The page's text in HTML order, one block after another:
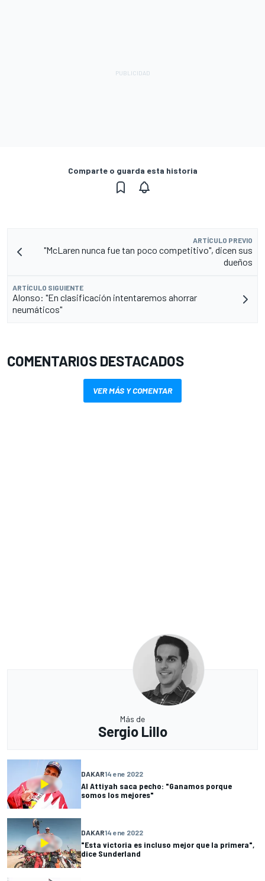
Comparte o guarda esta historia
ARTÍCULO PREVIO
"McLaren nunca fue tan poco competitivo", dicen sus
dueños
ARTÍCULO SIGUIENTE
Alonso: "En clasificación intentaremos ahorrar
neumáticos"
COMENTARIOS DESTACADOS
VER MÁS Y COMENTAR
Más de
Sergio Lillo
DAKAR14 ene 2022
Al Attiyah saca pecho: "Ganamos porque
somos los mejores"
DAKAR14 ene 2022
"Esta victoria es incluso mejor que la primera",
dice Sunderland